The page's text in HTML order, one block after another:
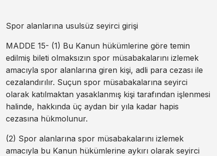
Spor alanlarına usulsüz seyirci girişi
MADDE 15- (1) Bu Kanun hükümlerine göre temin
edilmiş bileti olmaksızın spor müsabakalarını izlemek
amacıyla spor alanlarına giren kişi, adli para cezası ile
cezalandırılır. Suçun spor müsabakalarına seyirci
olarak katılmaktan yasaklanmış kişi tarafından işlenmesi
halinde, hakkında üç aydan bir yıla kadar hapis
cezasına hükmolunur.
(2) Spor alanlarına spor müsabakalarını izlemek
amacıyla bu Kanun hükümlerine aykırı olarak seyirci